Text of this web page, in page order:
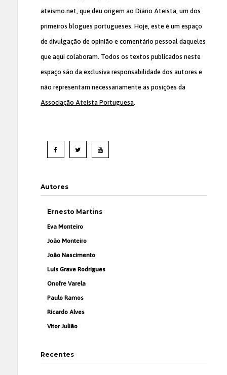
ateismo.net, que deu origem ao Diário Ateísta, um dos
primeiros blogues portugueses. Hoje, este é um espaço
de divulgação de opinião e comentário pessoal daqueles
que aqui colaboram. Todos os textos publicados neste
espaço são da exclusiva responsabilidade dos autores e
não representam necessariamente as posições da
Associação Ateísta Portuguesa.
Autores
Ernesto Martins
Eva Monteiro
João Monteiro
João Nascimento
Luís Grave Rodrigues
Onofre Varela
Paulo Ramos
Ricardo Alves
Vítor Julião
Recentes